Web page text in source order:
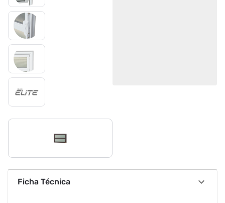
Ficha Técnica